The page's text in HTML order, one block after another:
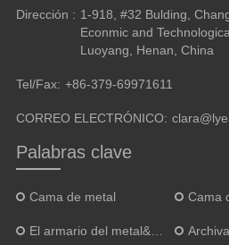
Dirección : 1-918, #32 Bulding,
Econmic and
Luoyang, Henan, China
Tel/Fax: +86-379-69971611
CORREO ELECTRÓNICO:
Palabras clave
Cama de metal Cama
El armario del metal&alacena